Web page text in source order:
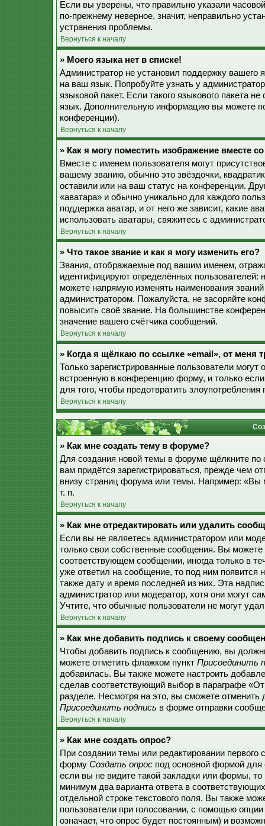
Если вы уверены, что правильно указали
по-прежнему неверное, значит, неправильно
устранения проблемы.
Вернуться к началу
» Моего языка нет в списке!
Администратор не установил поддержку вашего
на ваш язык. Попробуйте узнать у
языковой пакет. Если такого языкового пакета
язык. Дополнительную информацию вы можете
конференции).
Вернуться к началу
» Как я могу поместить изображение вместе
Вместе с именем пользователя могут
вашему званию, обычно это звёздочки,
оставили или на ваш статус на конференции.
«аватара» и обычно уникально для каждого
поддержка аватар, и от него же зависит, какие
использовать аватары, свяжитесь с
Вернуться к началу
» Что такое звание и как я могу изменить его?
Звания, отображаемые под вашим именем,
идентифицируют определённых
можете напрямую изменять наименования
администратором. Пожалуйста, не засоряйте
повысить своё звание. На большинстве
значение вашего счётчика сообщений.
Вернуться к началу
» Когда я щёлкаю по ссылке «email», от меня
Только зарегистрированные пользователи
встроенную в конференцию форму, и только
для того, чтобы предотвратить
Вернуться к началу
» Как мне создать тему в форуме?
Для создания новой темы в форуме щёлкните
вам придётся зарегистрироваться, прежде чем
внизу страниц форума или темы. Например: «Вы
т. п.
Вернуться к началу
» Как мне отредактировать или удалить
Если вы не являетесь администратором или
только свои собственные сообщения. Вы
соответствующем сообщении, иногда только в
уже ответил на сообщение, то под ним появится
также дату и время последней из них. Эта
администратор или модератор, хотя они могут
Учтите, что обычные пользователи не могут
Вернуться к началу
» Как мне добавить подпись к своему
Чтобы добавить подпись к сообщению, вы
можете отметить флажком пункт Присоединить
добавилась. Вы также можете настроить
сделав соответствующий выбор в параграфе
разделе. Несмотря на это, вы сможете
Присоединить подпись в форме отправки
Вернуться к началу
» Как мне создать опрос?
При создании темы или редактировании
форму Создать опрос под основной формой для
если вы не видите такой закладки или формы,
минимум два варианта ответа в
отдельной строке текстового поля. Вы также
пользователи при голосовании, с помощью
означает, что опрос будет постоянным) и